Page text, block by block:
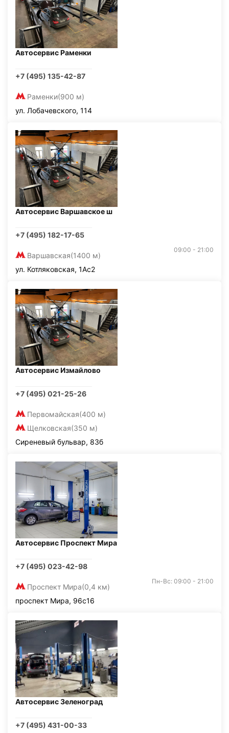
Автосервис Раменки
+7 (495) 135-42-87
Раменки(900 м)
ул. Лобачевского, 114
Автосервис Варшавское ш
+7 (495) 182-17-65
Варшавская(1400 м)
09:00 - 21:00
ул. Котляковская, 1Ас2
Автосервис Измайлово
+7 (495) 021-25-26
Первомайская(400 м)
Щелковская(350 м)
Сиреневый бульвар, 83б
Автосервис Проспект Мира
+7 (495) 023-42-98
Проспект Мира(0,4 км)
Пн-Вс: 09:00 - 21:00
проспект Мира, 96с16
Автосервис Зеленоград
+7 (495) 431-00-33